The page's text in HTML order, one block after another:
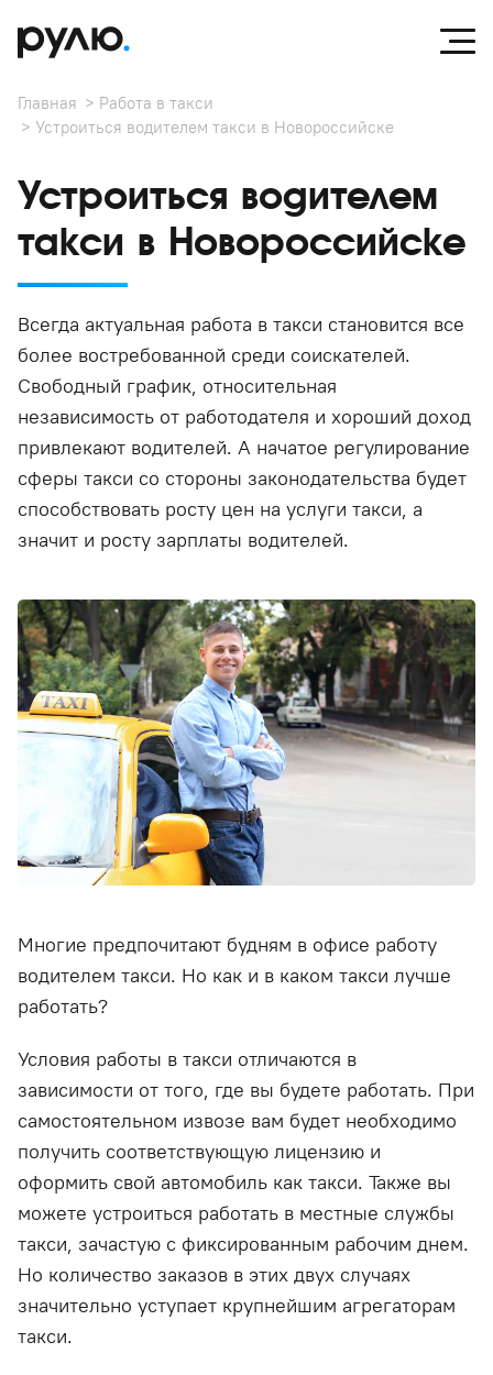
Главная
Работа в такси
Устроиться водителем такси в Новороссийске
Устроиться водителем
такси в Новороссийске
Всегда актуальная работа в такси становится все
более востребованной среди соискателей.
Свободный график, относительная
независимость от работодателя и хороший доход
привлекают водителей. А начатое регулирование
сферы такси со стороны законодательства будет
способствовать росту цен на услуги такси, а
значит и росту зарплаты водителей.
Многие предпочитают будням в офисе работу
водителем такси. Но как и в каком такси лучше
работать?
Условия работы в такси отличаются в
зависимости от того, где вы будете работать. При
самостоятельном извозе вам будет необходимо
получить соответствующую лицензию и
оформить свой автомобиль как такси. Также вы
можете устроиться работать в местные службы
такси, зачастую с фиксированным рабочим днем.
Но количество заказов в этих двух случаях
значительно уступает крупнейшим агрегаторам
такси.